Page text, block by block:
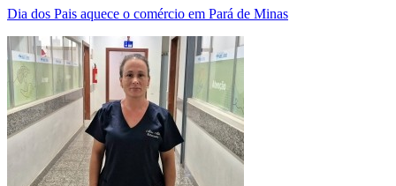
Dia dos Pais aquece o comércio em Pará de Minas